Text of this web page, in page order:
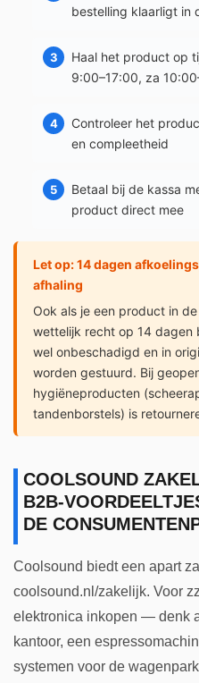
bestelling klaarligt in
Haal het product op
9:00–17:00, za
Controleer het
en compleetheid
Betaal bij de kassa
product direct mee
Let op: 14 dagen
afhaling
Ook als je een product in
wettelijk recht op 14
wel onbeschadigd en in
worden gestuurd. Bij
hygiëneproducten
tandenborstels) is
COOLSOUND
B2B-
DE
Coolsound biedt een apart
coolsound.nl/zakelijk. Voor
elektronica inkopen — denk
kantoor, een
systemen voor de